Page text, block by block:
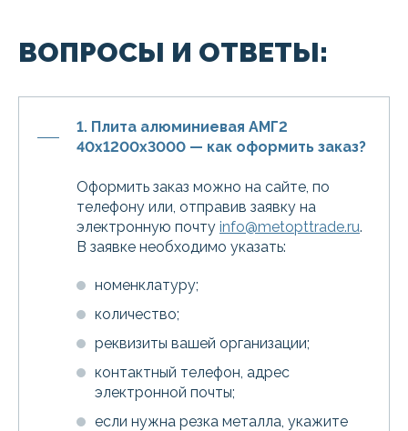
ВОПРОСЫ И ОТВЕТЫ:
1. Плита алюминиевая АМГ2
40х1200х3000 — как оформить заказ?
Оформить заказ можно на сайте, по
телефону или, отправив заявку на
электронную почту info@metopttrade.ru.
В заявке необходимо указать:
номенклатуру;
количество;
реквизиты вашей организации;
контактный телефон, адрес
электронной почты;
если нужна резка металла, укажите